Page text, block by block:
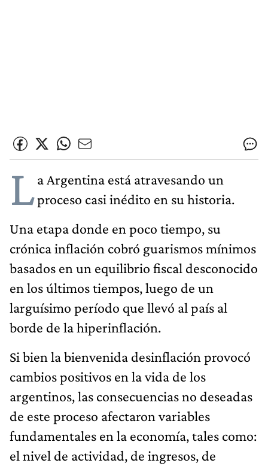
La Argentina está atravesando un
proceso casi inédito en su historia.
Una etapa donde en poco tiempo, su
crónica inflación cobró guarismos mínimos
basados en un equilibrio fiscal desconocido
en los últimos tiempos, luego de un
larguísimo período que llevó al país al
borde de la hiperinflación.
Si bien la bienvenida desinflación provocó
cambios positivos en la vida de los
argentinos, las consecuencias no deseadas
de este proceso afectaron variables
fundamentales en la economía, tales como:
el nivel de actividad, de ingresos, de